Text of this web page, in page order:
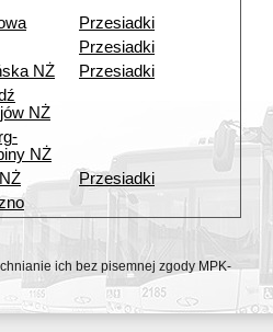
Przesiadki
Przesiadki
NŻ
Przesiadki
NŻ
NŻ
Przesiadki
ich bez pisemnej zgody MPK-